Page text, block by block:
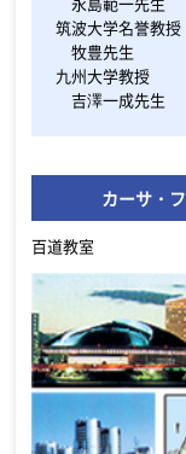
筑波大学名誉教授
牧豊先生
九州大学教授
吉澤一成先生
カーサ・
百道教室